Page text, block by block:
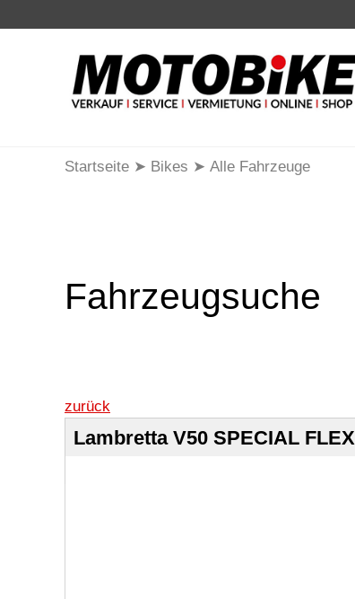
Startseite Bikes Alle Fahrzeuge
Fahrzeugsuche
zurück
Lambretta V50 SPECIAL FLEX